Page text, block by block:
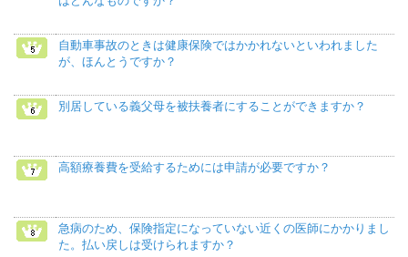
自動車事故のときは健康保険ではかかれないといわれました
が、ほんとうですか？
別居している義父母を被扶養者にすることができますか？
高額療養費を受給するためには申請が必要ですか？
急病のため、保険指定になっていない近くの医師にかかりまし
た。払い戻しは受けられますか？